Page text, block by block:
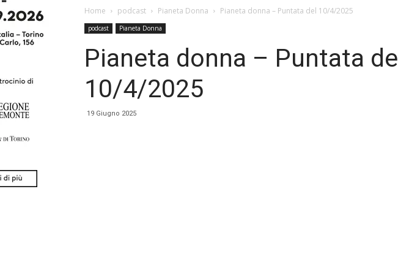
Home podcast Pianeta Donna Pianeta donna – Puntata del 10/4/2025
podcast Pianeta Donna
Pianeta donna – Puntata del
10/4/2025
19 Giugno 2025